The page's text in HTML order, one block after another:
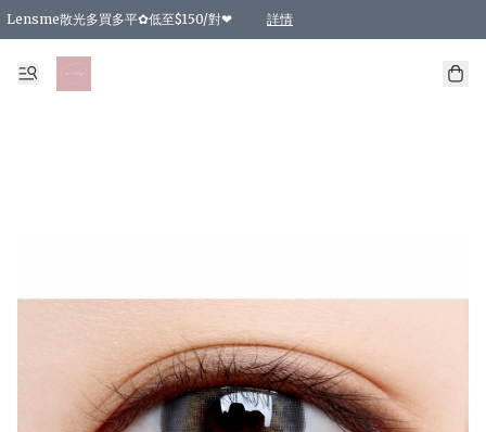
Lensme散光多買多平✿低至$150/對❤ 詳情
台灣Karacon⁩✧日拋 特價清貨❁⃘
日本韓國多款日/月拋現貨☼ 特價❤︎數量有限 售完即止
🇰🇷韓國多款月拋現貨 特價兩對$99✿數量有限 售完即止♫
精選商品，任選買2件或以上9 折；買4件或以上85 折；買6件或以上8 折
精選商品，任選買2件HKD 140.00；買4件HKD 260.00
精選商品，任選買2件HKD 190.00；買4件HKD 360.00
精選商品，任選買2件HKD 110.00；買4件HKD 180.00
精選商品，任選買2件HKD 170.00；買4件HKD 320.00
精選商品，任選買2件或以上減HKD 148.00
精選商品，任選買2件或以上減HKD 148.00
精選商品，任選買2件或以上95 折；買4件或以上9 折；買6件或以上85 折；買8件
精選商品，任選買12件或以上87 折
精選商品，任選買2件或以上減HKD 16.00；買4件或以上減HKD 32.00；買6
精選商品，任選買2件或以上95 折；買4件或以上9 折；買8件或以上85 折；買12
購物滿 HKD 800.00即享免運費優惠！（適用於 特定的送貨方式 )